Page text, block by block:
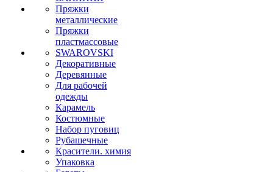
Пряжки
металлические
Пряжки
пластмассовые
SWAROVSKI
Декоративные
Деревянные
Для рабочей
одежды
Карамель
Костюмные
Набор пуговиц
Рубашечные
Красители. химия
Упаковка